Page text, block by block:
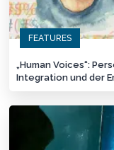
FEATURES
„Human Voices“:
Integration und der